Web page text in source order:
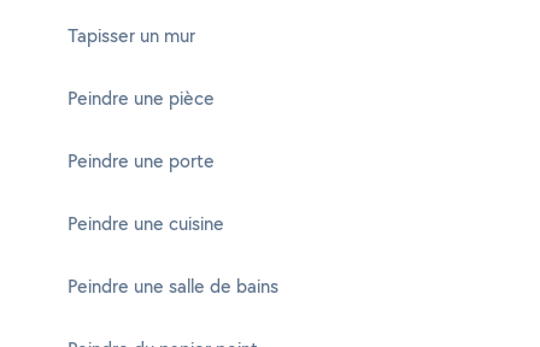
Tapisser un mur
Peindre une pièce
Peindre une porte
Peindre une cuisine
Peindre une salle de bains